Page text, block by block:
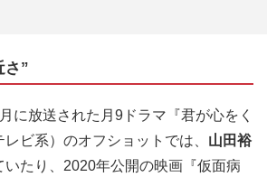
さ”
に放送された月9ドラマ『君が心をく
ビ系）のオフショットでは、 山田裕
いたり、2020年公開の映画『仮面病